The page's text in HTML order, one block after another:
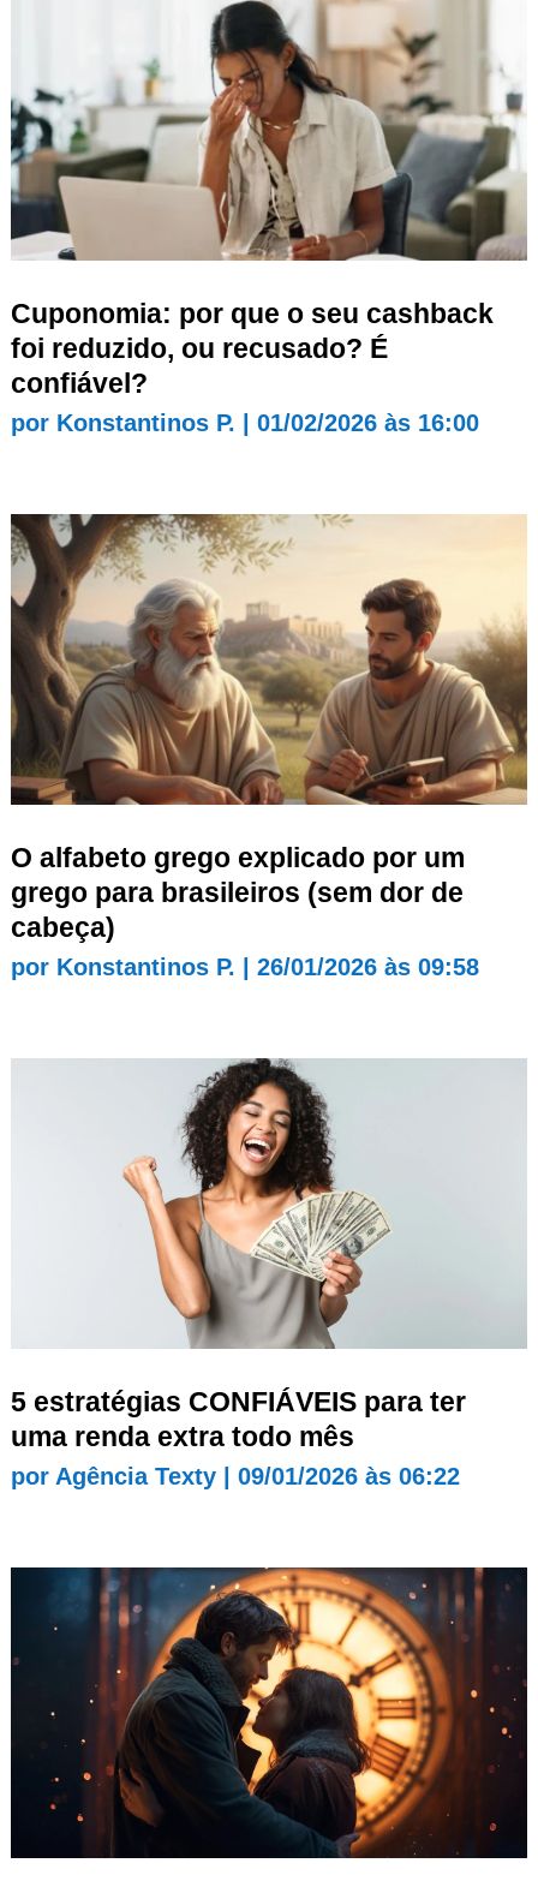
Cuponomia: por que o seu cashback
foi reduzido, ou recusado? É
confiável?
por Konstantinos P. 01/02/2026 às 16:00
O alfabeto grego explicado por um
grego para brasileiros (sem dor de
cabeça)
por Konstantinos P. 26/01/2026 às 09:58
5 estratégias CONFIÁVEIS para ter
uma renda extra todo mês
por Agência Texty| 09/01/2026 às 06:22